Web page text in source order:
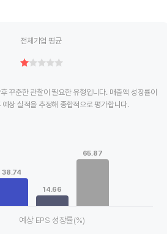
전체기업 평균
꾸준한 관찰이 필요한 유형입니다. 매출액 성장률이
상 실적을 추정해 종합적으로 평가합니다.
1 X axis displaying categories.
38.74
14.66
65.87
예상 EPS 성장률(%)